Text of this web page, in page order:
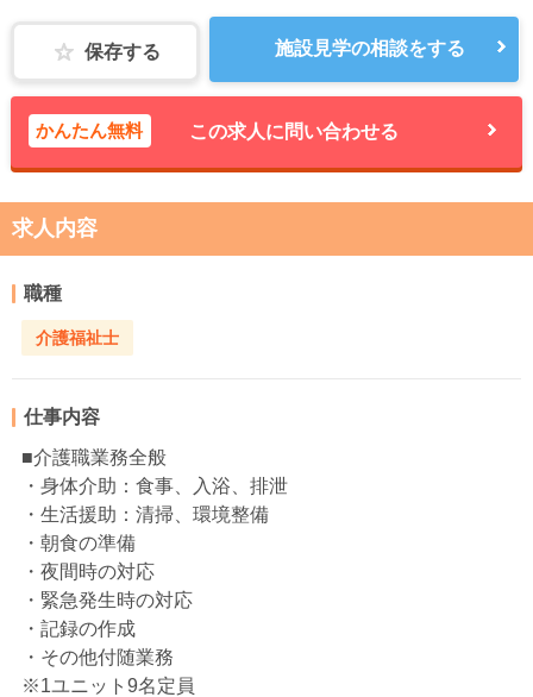
保存する 施設見学の相談をする
かんたん無料 この求人に問い合わせる
求人内容
職種
介護福祉士
仕事内容
■介護職業務全般
・身体介助：食事、入浴、排泄
・生活援助：清掃、環境整備
・朝食の準備
・夜間時の対応
・緊急発生時の対応
・記録の作成
・その他付随業務
※1ユニット9名定員